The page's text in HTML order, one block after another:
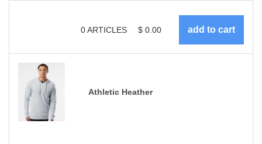
0ARTICLES $ 0.00
Athletic Heather